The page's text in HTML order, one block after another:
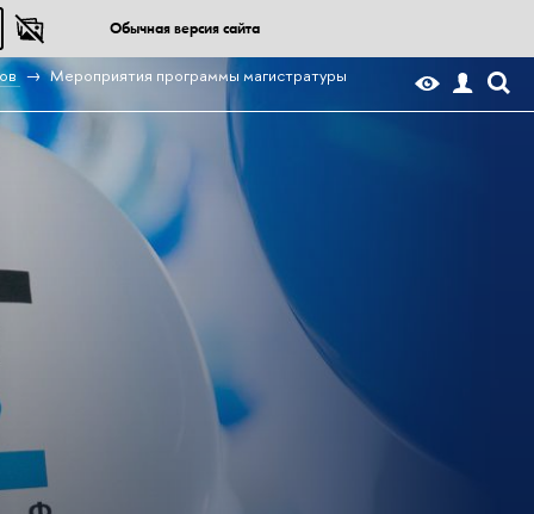
Обычная версия сайта
Мероприятия программы магистратуры